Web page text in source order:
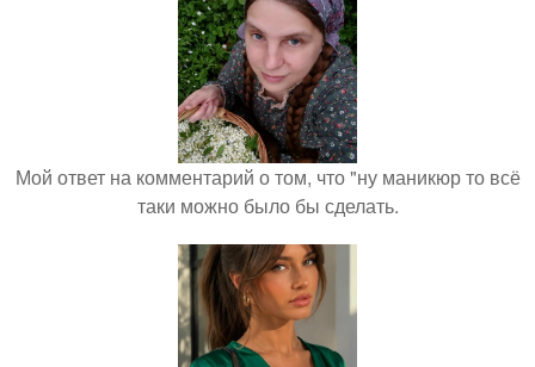
Мой ответ на комментарий о том, что "ну маникюр то всё
таки можно было бы сделать.